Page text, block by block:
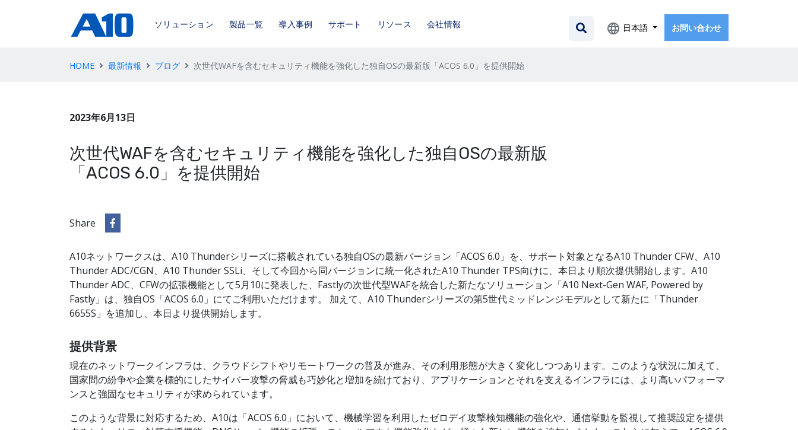
ソリューション 製品一覧 導入事例 サポート リソース 会社情報 日本語 お問い合わせ
HOME 最新情報 ブログ 次世代WAFを含むセキュリティ機能を強化した独自OSの最新版「ACOS 6.0」を提供開始
2023年6月13日
次世代WAFを含むセキュリティ機能を強化した独自OSの最新版
「ACOS 6.0」を提供開始
Share
A10ネットワークスは、A10 Thunderシリーズに搭載されている独自OSの最新バージョン「ACOS 6.0」を、サポート対象となるA10 Thunder CFW、A10
Thunder ADC/CGN、A10 Thunder SSLi、そして今回から同バージョンに統一化されたA10 Thunder TPS向けに、本日より順次提供開始します。A10
Thunder ADC、CFWの拡張機能として5月10に発表した、Fastlyの次世代型WAFを統合した新たなソリューション「A10 Next-Gen WAF, Powered by
Fastly」は、独自OS「ACOS 6.0」にてご利用いただけます。 加えて、A10 Thunderシリーズの第5世代ミッドレンジモデルとして新たに「Thunder
6655S」を追加し、本日より提供開始します。
提供背景
現在のネットワークインフラは、クラウドシフトやリモートワークの普及が進み、その利用形態が大きく変化しつつあります。このような状況に加えて、
国家間の紛争や企業を標的にしたサイバー攻撃の脅威も巧妙化と増加を続けており、アプリケーションとそれを支えるインフラには、より高いパフォーマ
ンスと強固なセキュリティが求められています。
このような背景に対応するため、A10は「ACOS 6.0」において、機械学習を利用したゼロデイ攻撃検知機能の強化や、通信挙動を監視して推奨設定を提供